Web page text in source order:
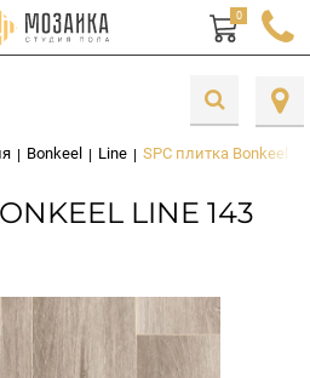
0
| Bonkeel | Line | SPC плитка Bonkeel
LINE 143